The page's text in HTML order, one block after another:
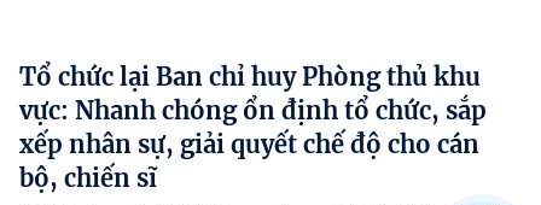
Tổ chức lại Ban chỉ huy Phòng thủ khu
vực: Nhanh chóng ổn định tổ chức, sắp
xếp nhân sự, giải quyết chế độ cho cán
bộ, chiến sĩ